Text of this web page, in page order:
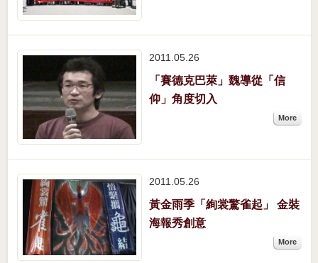
2011.05 26
「賽德克巴萊」魏導從「信
仰」角度切入
More
2011.05 26
黃金雨季「絢裳驚雀起」 金裝
海報秀創意
More